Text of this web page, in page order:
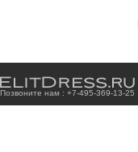
Позвоните нам : +7-495-369-13-25